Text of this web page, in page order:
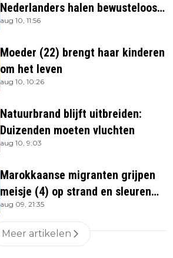
Nederlanders halen bewusteloos
kind (4) uit zwembad
aug 10, 11:56
Moeder (22) brengt haar kinderen
om het leven
aug 10, 10:26
Natuurbrand blijft uitbreiden:
Duizenden moeten vluchten
aug 10, 9:03
Marokkaanse migranten grijpen
meisje (4) op strand en sleuren
haar in zee
aug 09, 21:35
Meer artikelen